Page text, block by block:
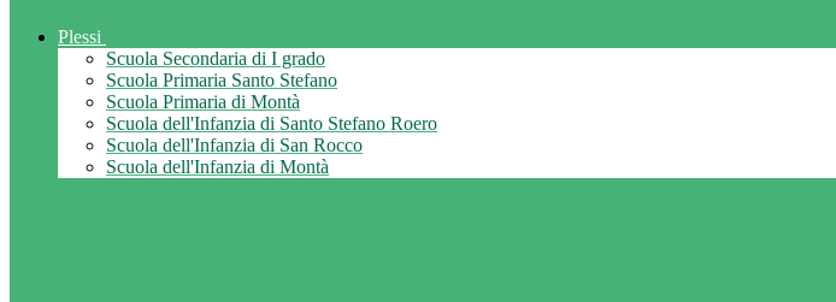
Plessi
Scuola Secondaria di I grado
Scuola Primaria Santo Stefano
Scuola Primaria di Montà
Scuola dell'Infanzia di Santo Stefano Roero
Scuola dell'Infanzia di San Rocco
Scuola dell'Infanzia di Montà